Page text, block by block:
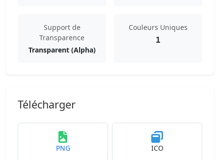
Support de
Transparence
Transparent (Alpha)
Couleurs Uniques
1
Télécharger
PNG ICO